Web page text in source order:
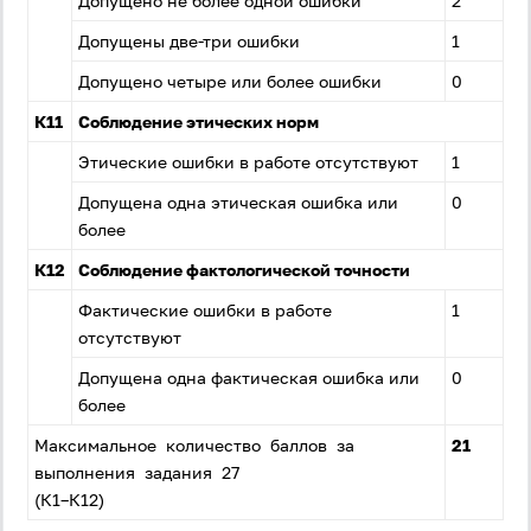
Допущены две-три ошибки
1
Допущено четыре или более ошибки
0
К11
Соблюдение этических норм
Этические ошибки в работе отсутствуют
1
Допущена одна этическая ошибка или
более
0
К12
Соблюдение фактологической точности
Фактические ошибки в работе
отсутствуют
1
Допущена одна фактическая ошибка или
более
0
Максимальное количество баллов за
выполнения задания 27
(К1–К12)
21